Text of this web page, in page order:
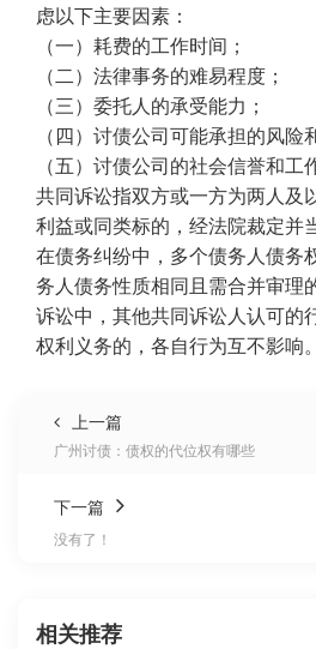
虑以下主要因素：
（一）耗费的工作时间；
（二）法律事务的难易程度；
（三）委托人的承受能力；
（四）讨债公司可能承担的风险
（五）讨债公司的社会信誉和工
共同诉讼指双方或一方为两人及
利益或同类标的，经法院裁定并
在债务纠纷中，多个债务人债务
务人债务性质相同且需合并审理
诉讼中，其他共同诉讼人认可的
权利义务的，各自行为互不影响。
上一篇
广州讨债：债权的代位权有哪些
下一篇
没有了！
相关推荐